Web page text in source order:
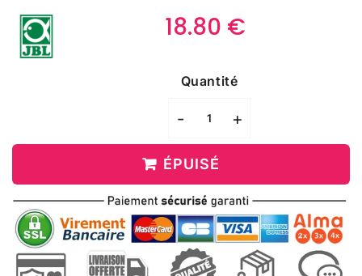
18.80 €
price
Quantité
- +
ÉPUISÉ